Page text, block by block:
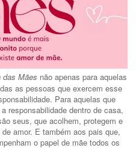
das Mães não apenas para aquelas
as pessoas que exercem esse
Para aquelas que
responsabilidade dentro de casa,
seus, que acolhem, protegem e
amor. E também aos pais que,
o papel de mãe todos os